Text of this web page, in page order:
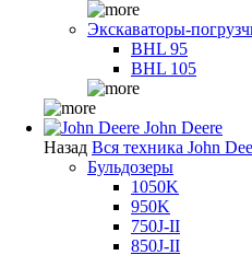
Экскаваторы-
BHL 95
BHL 105
John Deere
Назад Вся техника John
Бульдозеры
1050K
950K
750J-II
850J-II